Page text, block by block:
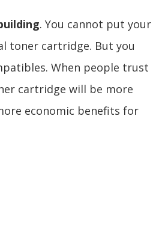
. You cannot put your
toner cartridge. But you
. When people trust
cartridge will be more
economic benefits for